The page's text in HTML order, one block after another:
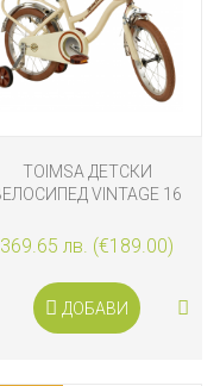
TOIMSA ДЕТСКИ
VINTAGE 16
369.65 лв. (€189.00)
ДОБАВИ